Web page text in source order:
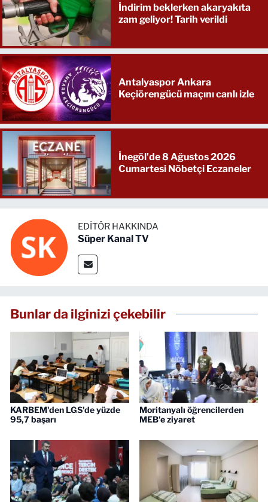
İndirim beklerken akaryakıta
zam geliyor! Tarih verildi
Antalyaspor Ankara
Keçiörengücü maçını canlı izle
İnegöl'de 8 Ağustos 2026
Cumartesi Nöbetçi Eczaneler
EDITÖR HAKKINDA
Süper Kanal TV
Bunlar da ilginizi çekebilir
KARBEM'den LGS'de yüzde
95,7 başarı
Moritanyalı öğrencilerden
MEB'e ziyaret